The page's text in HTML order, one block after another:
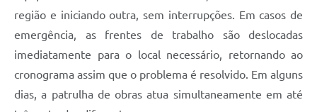
região e iniciando outra, sem interrupções. Em casos de
emergência, as frentes de trabalho são deslocadas
imediatamente para o local necessário, retornando ao
cronograma assim que o problema é resolvido. Em alguns
dias, a patrulha de obras atua simultaneamente em até